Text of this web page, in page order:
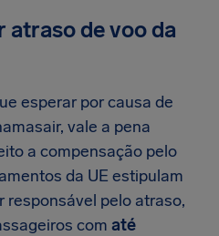
atraso de voo da
esperar por causa de
vale a pena
a compensação pelo
da UE estipulam
responsável pelo atraso,
com até